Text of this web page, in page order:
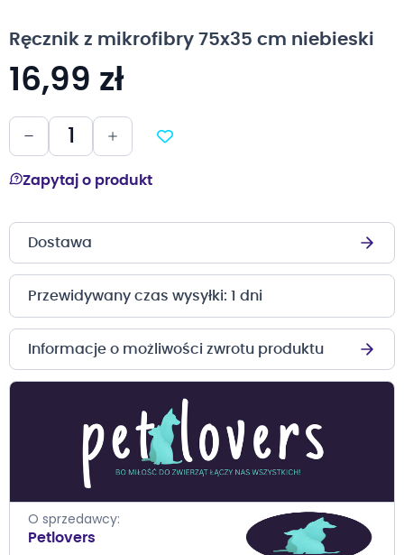
galerii
Ręcznik z mikrofibry 75x35 cm niebieski
16,99 zł
Zapytaj o produkt
Dostawa
Przewidywany czas wysyłki: 1 dni
Informacje o możliwości zwrotu produktu
O sprzedawcy
Petlovers